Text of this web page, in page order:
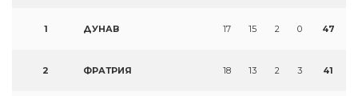
1 ДУНАВ 17 15 2 0 47
2 ФРАТРИЯ 18 13 2 3 41